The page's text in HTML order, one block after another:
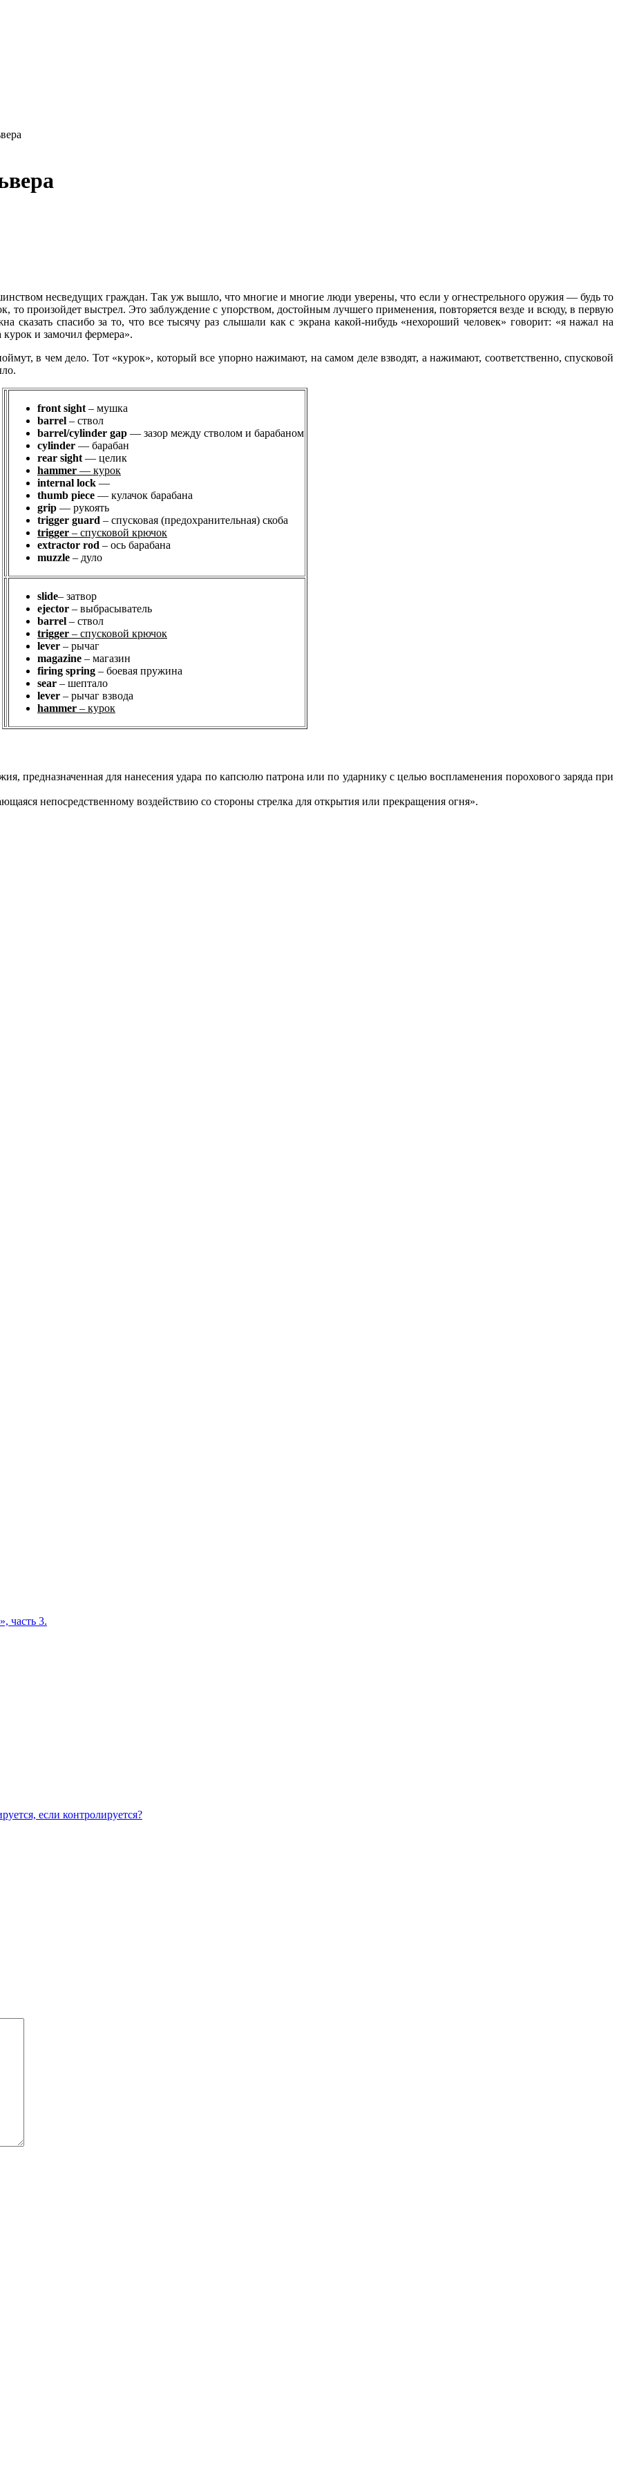
несведущих граждан. Так уж вышло, что многие и многие люди уверены, что если у огнестрельного оружия — будь то
то произойдет выстрел. Это заблуждение с упорством, достойным лучшего применения, повторяется везде и всюду, в первую
сказать спасибо за то, что все тысячу раз слышали как с экрана какой-нибудь «нехороший человек» говорит: «я нажал на
курок и замочил фермера».
в чем дело. Тот «курок», который все упорно нажимают, на самом деле взводят, а нажимают, соответственно, спусковой
front sight – мушка
barrel – ствол
barrel/cylinder gap — зазор между стволом и барабаном
cylinder — барабан
rear sight — целик
hammer — курок
internal lock —
thumb piece — кулачок барабана
grip — рукоять
trigger guard – спусковая (предохранительная) скоба
trigger – спусковой крючок
extractor rod – ось барабана
muzzle – дуло
slide– затвор
ejector – выбрасыватель
barrel – ствол
trigger – спусковой крючок
lever – рычаг
magazine – магазин
firing spring – боевая пружина
sear – шептало
lever – рычаг взвода
hammer – курок
предназначенная для нанесения удара по капсюлю патрона или по ударнику с целью воспламенения порохового заряда при
непосредственному воздействию со стороны стрелка для открытия или прекращения огня».
часть 3.
если контролируется?